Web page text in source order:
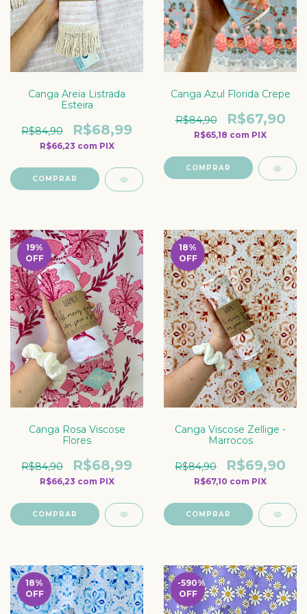
Canga Areia Listrada
Esteira
R$84,90 R$68,99
R$66,23 com PIX
COMPRAR
Canga Azul Florida Crepe
R$84,90 R$67,90
R$65,18 com PIX
19%
OFF
Canga Rosa Viscose
Flores
R$84,90 R$68,99
R$66,23 com PIX
18%
OFF
Canga Viscose Zellige -
Marrocos
R$84,90 R$69,90
R$67,10 com PIX
18%
OFF
-590%
OFF